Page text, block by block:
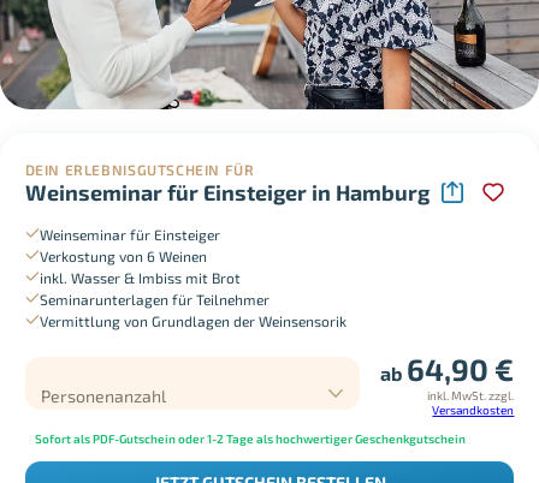
DEIN ERLEBNISGUTSCHEIN FÜR
Weinseminar für Einsteiger in Hamburg
Weinseminar für Einsteiger
Verkostung von 6 Weinen
inkl. Wasser & Imbiss mit Brot
Seminarunterlagen für Teilnehmer
Vermittlung von Grundlagen der Weinsensorik
Personenanzahl
ab 64,90 €
inkl. MwSt. zzgl.
Versandkosten
Sofort als PDF-Gutschein oder 1-2 Tage als hochwertiger Geschenkgutschein